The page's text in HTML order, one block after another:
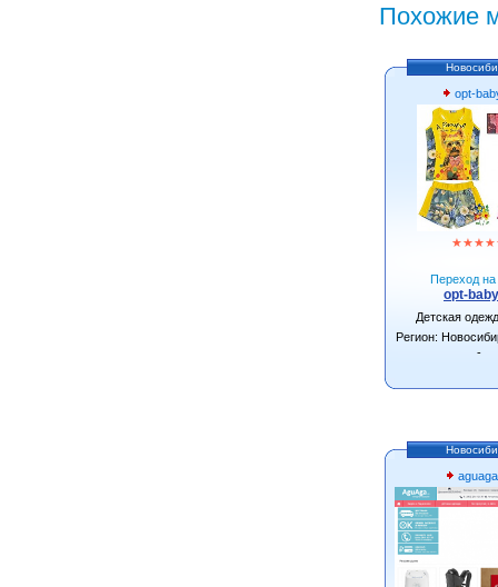
Похожие
opt-
★★★★
Переход на
opt-
Детская
Регион:
-